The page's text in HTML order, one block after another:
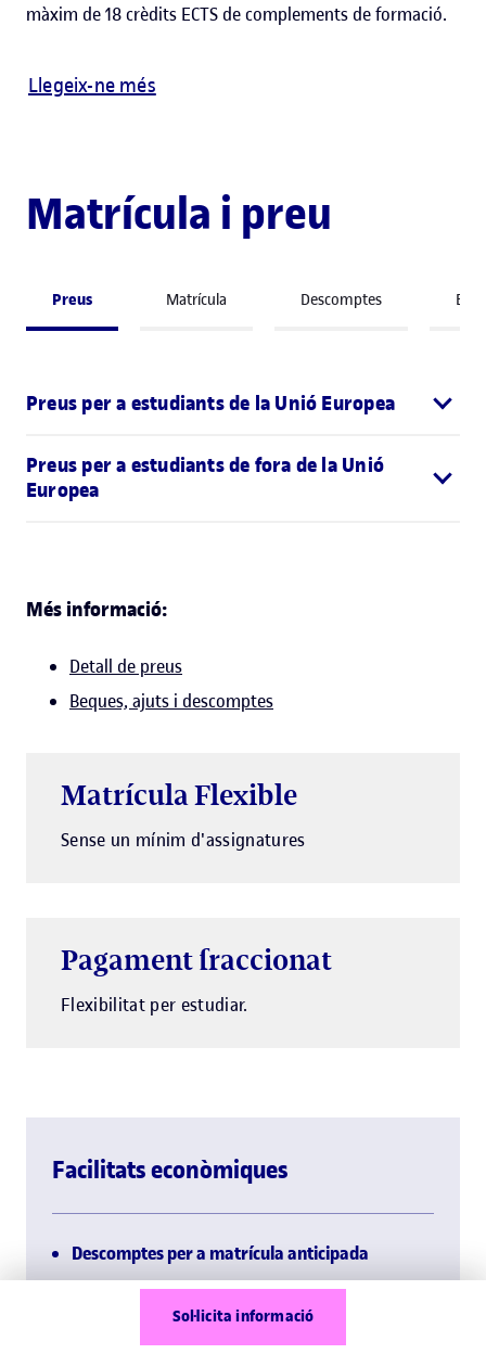
Sol·licita informació
màxim de 18 crèdits ECTS de complements de formació.
Llegeix-ne més
Matrícula i preu
Preus Matrícula Descomptes
Preus per a estudiants de la Unió Europea
Preus per a estudiants de fora de la Unió
Europea
Més informació:
Detall de preus
Beques, ajuts i descomptes
Matrícula Flexible
Sense un mínim d'assignatures
Pagament fraccionat
Flexibilitat per estudiar.
Facilitats econòmiques
Descomptes per a matrícula anticipada
Pagament fraccionat en quotes